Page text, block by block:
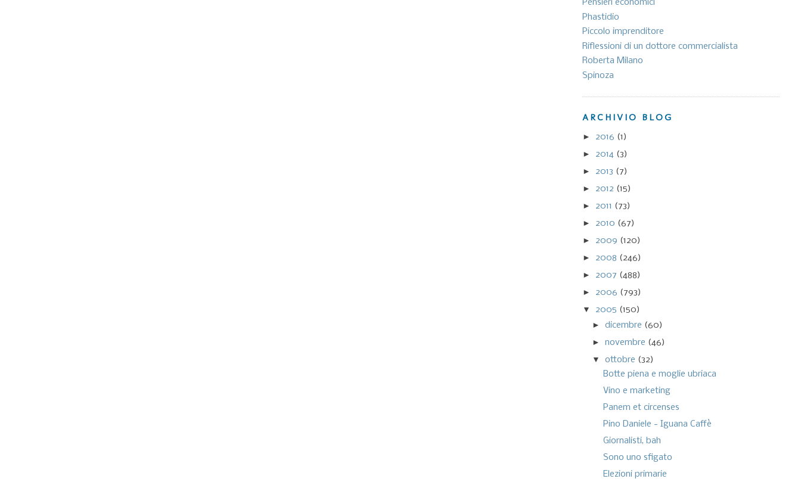
Pensieri economici
Phastidio
Piccolo imprenditore
Riflessioni di un dottore commercialista
Roberta Milano
Spinoza
ARCHIVIO BLOG
► 2016 (1)
► 2014 (3)
► 2013 (7)
► 2012 (15)
► 2011 (73)
► 2010 (67)
► 2009 (120)
► 2008 (246)
► 2007 (488)
► 2006 (793)
▼ 2005 (150)
►dicembre (60)
►novembre (46)
▼ottobre (32)
Botte piena e moglie ubriaca
Vino e marketing
Panem et circenses
Pino Daniele - Iguana Caffè
Giornalisti, bah
Sono uno sfigato
Elezioni primarie